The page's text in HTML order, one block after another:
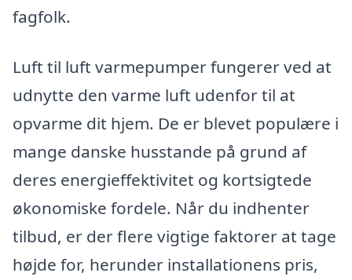
fagfolk.
Luft til luft varmepumper fungerer ved at
udnytte den varme luft udenfor til at
opvarme dit hjem. De er blevet populære i
mange danske husstande på grund af
deres energieffektivitet og kortsigtede
økonomiske fordele. Når du indhenter
tilbud, er der flere vigtige faktorer at tage
højde for, herunder installationens pris,